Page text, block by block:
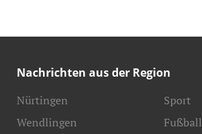
Nachrichten aus der Region
Nürtingen
Wendlingen
Sport
Fußball